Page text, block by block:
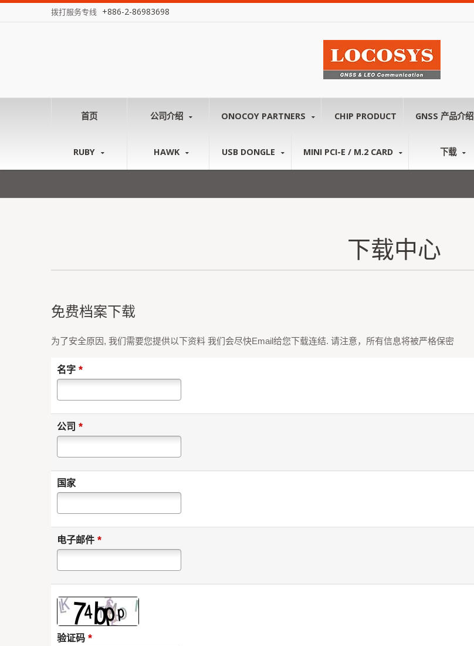
拨打服务专线 +886-2-86983698
首页 公司介绍 ONOCOY PARTNERS CHIP PRODUCT GNSS 产品介绍
RUBY HAWK USB DONGLE MINI PCI-E / M.2 CARD 下载
下载中心
免费档案下载
为了安全原因, 我们需要您提供以下资料 我们会尽快Email给您下载连结. 请注意，所有信息将被严格保密
名字 *
公司 *
国家
电子邮件 *
验证码 *